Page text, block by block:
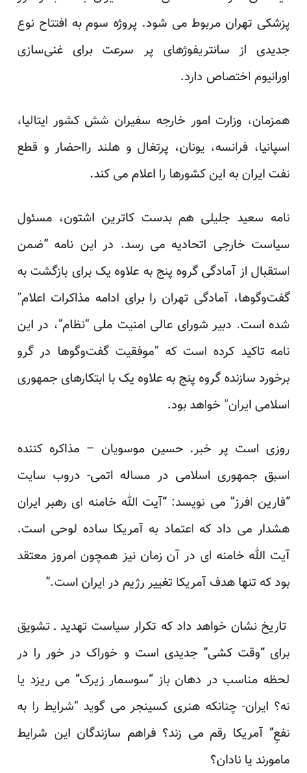
پزشکی تهران مربوط می شود. پروژه سوم به افتتاح نوع
جدیدی از سانتریفوژهای پر سرعت برای غنی‌سازی
اورانیوم اختصاص دارد.
همزمان، وزارت امور خارجه سفیران شش کشور ایتالیا،
اسپانیا، فرانسه، یونان، پرتغال و هلند رااحضار و قطع
نفت ایران به این کشورها را اعلام می کند.
نامه سعید جلیلی هم بدست کاترین اشتون، مسئول
سیاست خارجی اتحادیه می رسد. در این نامه “ضمن
استقبال از آمادگی گروه پنج به علاوه یک برای بازگشت به
گفت‌و‌گو‌ها، آمادگی تهران را برای ادامه مذاکرات اعلام”
شده است. دبیر شورای عالی امنیت ملی “نظام”، در این
نامه تاکید کرده است که “موفقیت گفت‌و‌گو‌ها در گرو
برخورد سازنده گروه پنج به علاوه یک با ابتکارهای جمهوری
اسلامی ایران” خواهد بود.
روزی است پر خبر. حسین موسویان – مذاکره کننده
اسبق جمهوری اسلامی در مساله اتمی- دروب سایت
“فارین افرز” می نویسد: “آیت الله خامنه ای رهبر ایران
هشدار می داد که اعتماد به آمریکا ساده لوحی است.
آیت الله خامنه ای در آن زمان نیز همچون امروز معتقد
بود که تنها هدف آمریکا تغییر رژیم در ایران است.”
تاریخ نشان خواهد داد که تکرار سیاست تهدید ـ تشویق
برای “وقت کشی” جدیدی است و خوراک در خور را در
لحظه مناسب در دهان باز “سوسمار زیرک” می ریزد یا
نه؟ ایران- چنانکه هنری کسینجر می گوید “شرایط را به
نفعِ” آمریکا رقم می زند؟ فراهم سازندگان این شرایط
مامورند یا نادان؟